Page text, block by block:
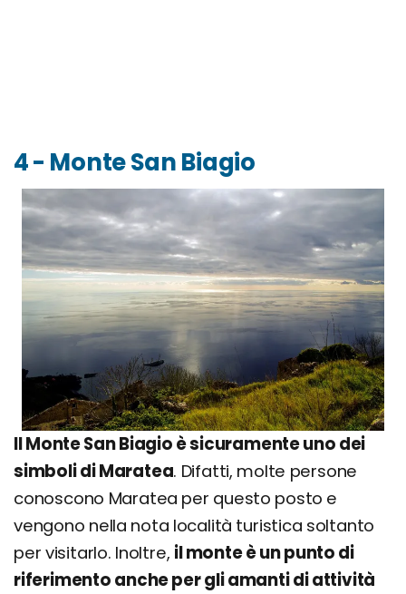
4 - Monte San Biagio
Il Monte San Biagio è sicuramente uno dei
simboli di Maratea. Difatti, molte persone
conoscono Maratea per questo posto e
vengono nella nota località turistica soltanto
per visitarlo. Inoltre, il monte è un punto di
riferimento anche per gli amanti di attività